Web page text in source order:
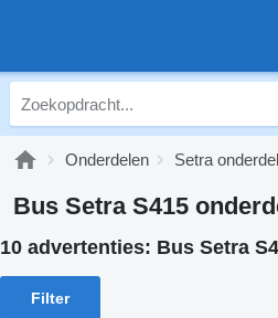
Onderdelen Setra
Bus Setra S415
10 advertenties: Bus Setra
Filter